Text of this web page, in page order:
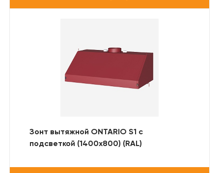
Зонт вытяжной ONTARIO S1 с
подсветкой (1400x800) (RAL)